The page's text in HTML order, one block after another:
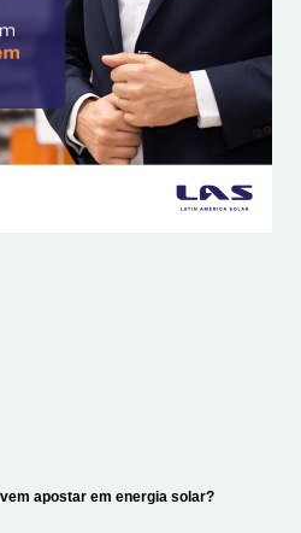
apostar em energia solar?